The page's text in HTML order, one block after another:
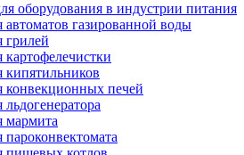
оборудования в индустрии питания
автоматов газированной воды
грилей
картофелечистки
кипятильников
конвекционных печей
льдогенератора
мармита
пароконвектомата